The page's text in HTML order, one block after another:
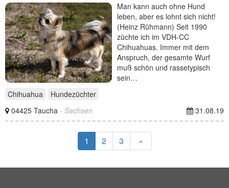
Man kann auch ohne Hund
leben, aber es lohnt sich nicht!
(Heinz Rühmann) Seit 1990
züchte ich im VDH-CC
Chihuahuas. Immer mit dem
Anspruch, der gesamte Wurf
muß schön und rassetypisch
sein…
Chihuahua
Hundezüchter
04425 Taucha - Sachsen 31.08.19
1 2 3 »